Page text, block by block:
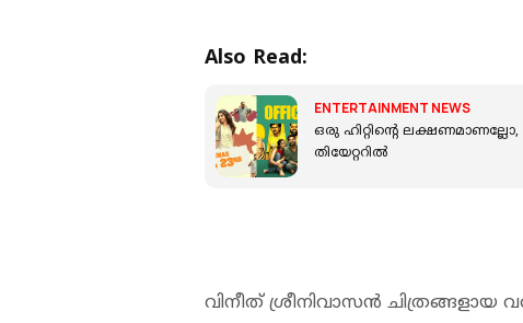
Also Read:
ENTERTAINMENT NEWS
ഒരു ഹിറ്റിന്റെ ലക്ഷണമാണല്ലോ,
തിയേറ്ററിൽ
വിനീത് ശ്രീനിവാസൻ